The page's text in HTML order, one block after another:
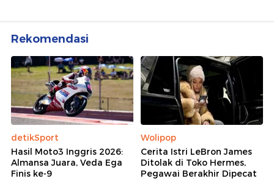
Rekomendasi
detikSport
Hasil Moto3 Inggris 2026:
Almansa Juara, Veda Ega
Finis ke-9
Wolipop
Cerita Istri LeBron James
Ditolak di Toko Hermes,
Pegawai Berakhir Dipecat